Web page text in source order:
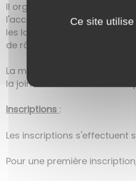
Il organise les mercredis et
l'accueil des enfants âgés de
les locaux de l'école
de rôle. Il fonctionne de 7h30 à
La mission d'animation a été
la joindre au 06.11.21.26.99
Inscriptions :
Les inscriptions s'effectuent
Pour une première
Ce site